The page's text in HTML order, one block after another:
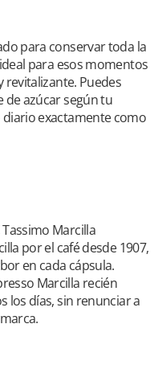
para conservar toda la
para esos momentos
revitalizante. Puedes
azúcar según tu
exactamente como
Marcilla
por el café desde 1907,
en cada cápsula.
Marcilla recién
los días, sin renunciar a